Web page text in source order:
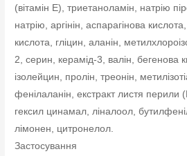
(вітамін Е), триетаноламін, натрію
натрію, аргінін, аспарагінова
кислота, гліцин, аланін,
2, серин, керамід-3, валін, бегенова
ізолейцин, пролін, треонін,
фенілаланін, екстракт листя перили
гексил цинамал, ліналоол,
лімонен, цитронелол.
Застосування